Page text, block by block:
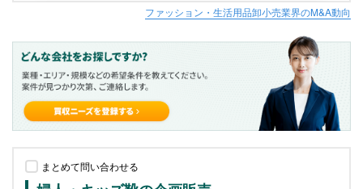
ファッション・生活用品卸小売業界のM&A動向
まとめて問い合わせる